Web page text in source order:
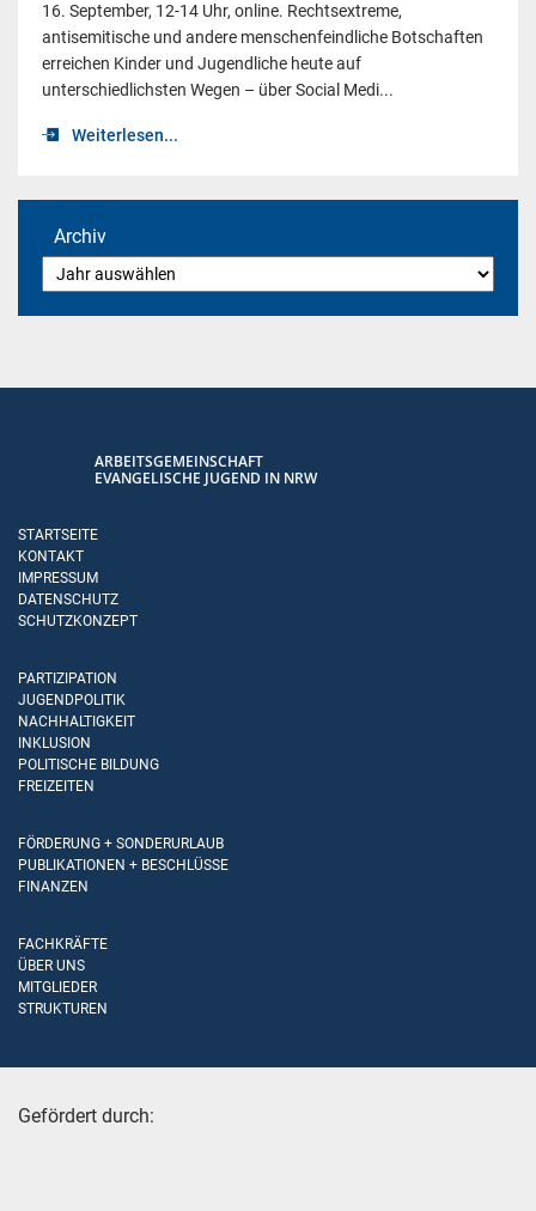
16. September, 12-14 Uhr, online. Rechtsextreme,
antisemitische und andere menschenfeindliche Botschaften
erreichen Kinder und Jugendliche heute auf
unterschiedlichsten Wegen – über Social Medi...
Weiterlesen...
Archiv
ARBEITSGEMEINSCHAFT
EVANGELISCHE JUGEND IN NRW
STARTSEITE
KONTAKT
IMPRESSUM
DATENSCHUTZ
SCHUTZKONZEPT
PARTIZIPATION
JUGENDPOLITIK
NACHHALTIGKEIT
INKLUSION
POLITISCHE BILDUNG
FREIZEITEN
FÖRDERUNG + SONDERURLAUB
PUBLIKATIONEN + BESCHLÜSSE
FINANZEN
FACHKRÄFTE
ÜBER UNS
MITGLIEDER
STRUKTUREN
Gefördert durch: